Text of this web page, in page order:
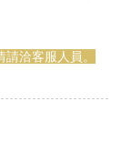
洽客服人員。